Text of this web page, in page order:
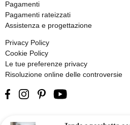
Pagamenti
Pagamenti rateizzati
Assistenza e progettazione
Privacy Policy
Cookie Policy
Le tue preferenze privacy
Risoluzione online delle controversie